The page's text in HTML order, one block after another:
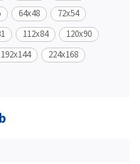
64x48
72x54
112x84
120x90
192x144
224x168